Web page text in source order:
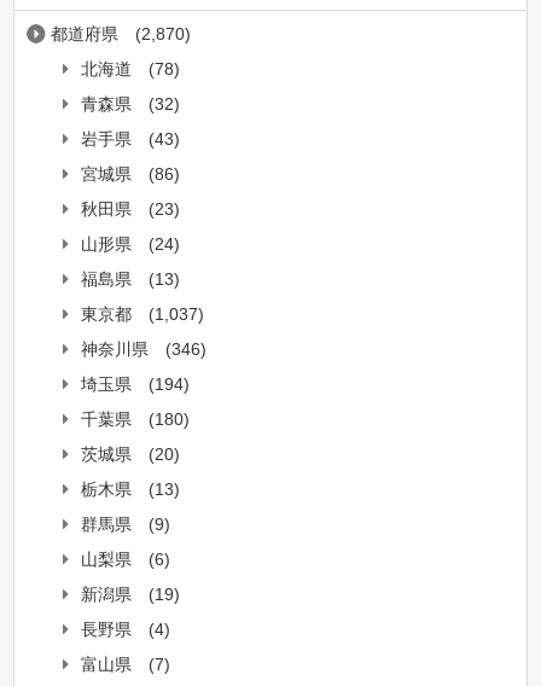
都道府県
(2,870)
北海道
(78)
青森県
(32)
岩手県
(43)
宮城県
(86)
秋田県
(23)
山形県
(24)
福島県
(13)
東京都
(1,037)
神奈川県
(346)
埼玉県
(194)
千葉県
(180)
茨城県
(20)
栃木県
(13)
群馬県
(9)
山梨県
(6)
新潟県
(19)
長野県
(4)
富山県
(7)